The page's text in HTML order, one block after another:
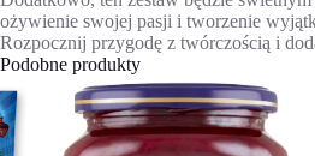
ożywienie swojej pasji i tworzenie
Rozpocznij przygodę z twórczością i
Podobne produkty